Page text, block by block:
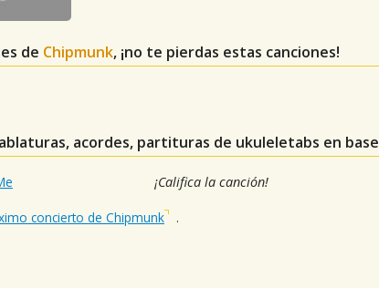
de Chipmunk, ¡no te pierdas estas canciones!
acordes, partituras de ukuleletabs en base
¡Califica la canción!
concierto de Chipmunk .